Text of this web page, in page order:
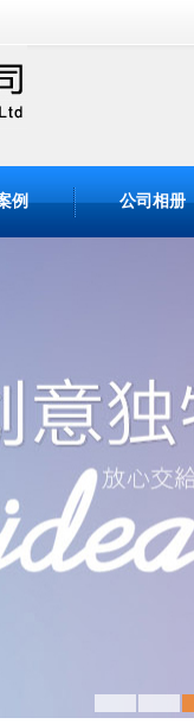
网
例 公司相册